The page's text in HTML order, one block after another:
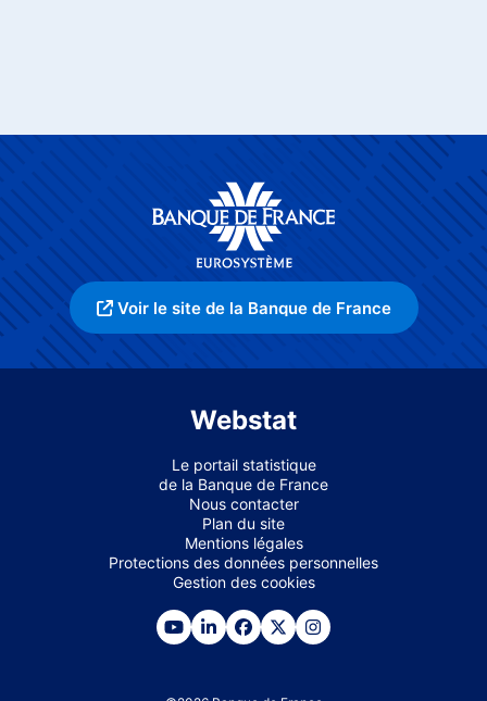
Voir le site de la Banque de France
Webstat
Le portail statistique
de la Banque de France
Nous contacter
Plan du site
Mentions légales
Protections des données personnelles
Gestion des cookies